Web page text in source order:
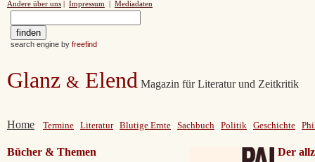
Andere über uns Impressum Mediadaten
search engine by freefind
Glanz & Elend Magazin für Literatur und Zeitkritik
Home Termine Literatur Blutige Ernte Sachbuch Politik Geschichte
Bücher & Themen Der